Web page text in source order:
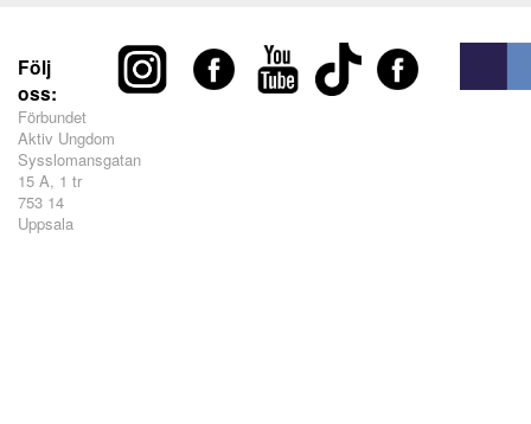
Följ
oss:
Förbundet
Aktiv Ungdom
Sysslomansgatan
15 A, 1 tr
753 14
Uppsala